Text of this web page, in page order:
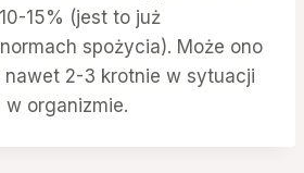
15% (jest to już
spożycia). Może ono
nawet 2-3 krotnie w sytuacji
w organizmie.